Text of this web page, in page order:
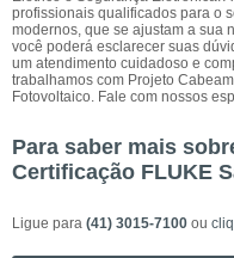
profissionais qualificados para o
modernos, que se ajustam a sua
você poderá esclarecer suas
um atendimento cuidadoso e
trabalhamos com Projeto
Fotovoltaico. Fale com nossos
Para saber mais
Certificação FLUKE
Ligue para (41) 3015-7100 ou